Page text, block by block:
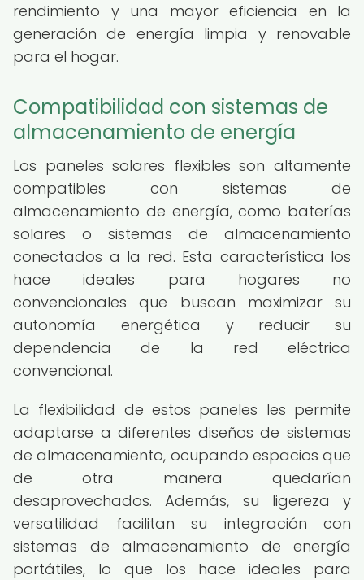
rendimiento y una mayor eficiencia en la
generación de energía limpia y renovable
para el hogar.
Compatibilidad con sistemas de
almacenamiento de energía
Los paneles solares flexibles son altamente
compatibles con sistemas de
almacenamiento de energía, como baterías
solares o sistemas de almacenamiento
conectados a la red. Esta característica los
hace ideales para hogares no
convencionales que buscan maximizar su
autonomía energética y reducir su
dependencia de la red eléctrica
convencional.
La flexibilidad de estos paneles les permite
adaptarse a diferentes diseños de sistemas
de almacenamiento, ocupando espacios que
de otra manera quedarían
desaprovechados. Además, su ligereza y
versatilidad facilitan su integración con
sistemas de almacenamiento de energía
portátiles, lo que los hace ideales para